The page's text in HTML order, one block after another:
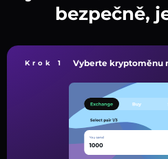
bezpečně,
Krok 1 Vyberte kryptoměnu